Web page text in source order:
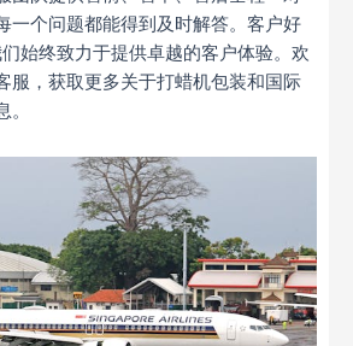
一个问题都能得到及时解答。客户好
始终致力于提供卓越的客户体验。欢
服，获取更多关于打蜡机包装和国际